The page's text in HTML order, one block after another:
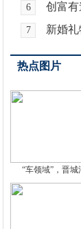
6 创富
7 新婚
热点图片
“车领域”，晋城